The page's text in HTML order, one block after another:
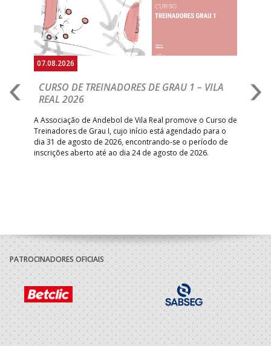
07.08.2026
CURSO DE TREINADORES DE GRAU 1 – VILA
REAL 2026
A Associação de Andebol de Vila Real promove o Curso de
Treinadores de Grau I, cujo início está agendado para o
dia 31 de agosto de 2026, encontrando-se o período de
inscrições aberto até ao dia 24 de agosto de 2026.
PATROCINADORES OFICIAIS